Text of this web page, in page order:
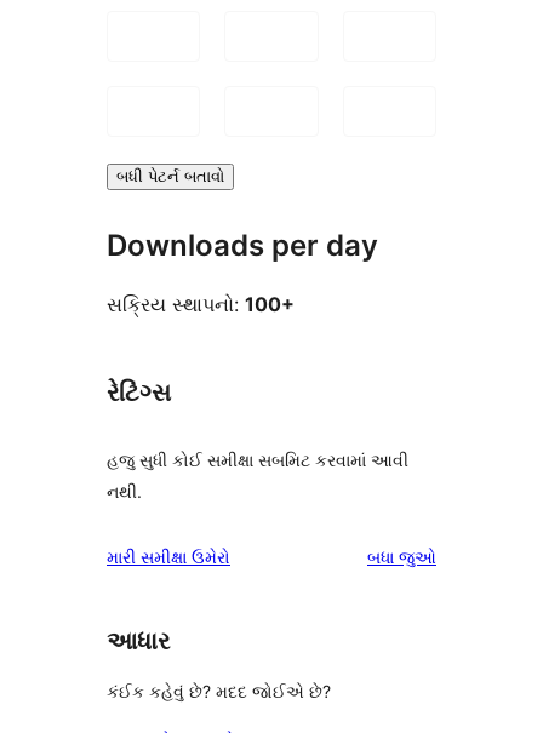
બધી પેટર્ન બતાવો
Downloads per day
સક્રિય સ્થાપનો: 100+
રેટિંગ્સ
હજુ સુધી કોઈ સમીક્ષા સબમિટ કરવામાં આવી
નથી.
મારી સમીક્ષા ઉમેરો બધા સમીક્ષાઓ
જુઓ
આધાર
કંઈક કહેવું છે? મદદ જોઈએ છે?